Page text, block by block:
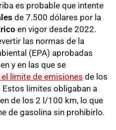
es probable que intente
de 7.500 dólares por la
en vigor desde 2022.
las normas de la
(EPA) aprobadas
y en las que se
límite de emisiones de los
límites obligaban a
de los 2 l/100 km, lo que
de gasolina sin prohibirlo.